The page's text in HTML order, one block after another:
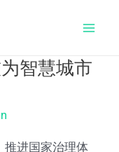
智慧城市
推进国家治理体